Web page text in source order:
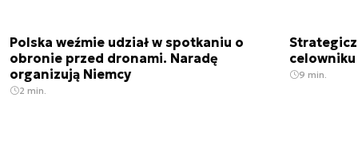
Polska weźmie udział w spotkaniu o
obronie przed dronami. Naradę
organizują Niemcy
2 min.
9 min.